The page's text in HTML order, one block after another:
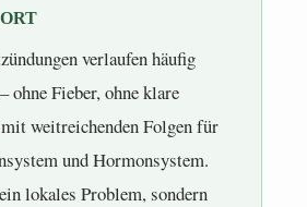
verlaufen häufig
ohne Fieber, ohne klare
weitreichenden Folgen für
und Hormonsystem.
lokales Problem, sondern